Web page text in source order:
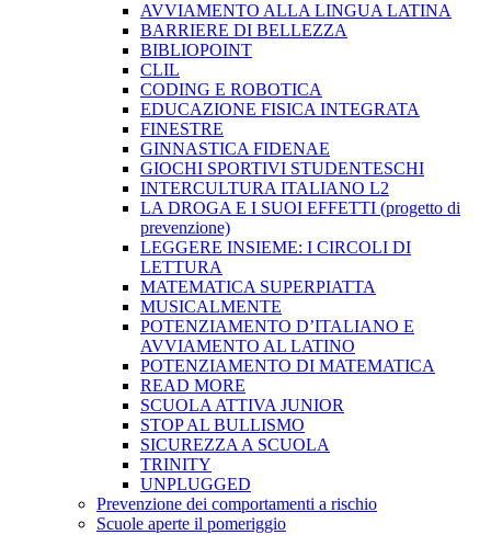
AVVIAMENTO ALLA LINGUA LATINA
BARRIERE DI BELLEZZA
BIBLIOPOINT
CLIL
CODING E ROBOTICA
EDUCAZIONE FISICA INTEGRATA
FINESTRE
GINNASTICA FIDENAE
GIOCHI SPORTIVI STUDENTESCHI
INTERCULTURA ITALIANO L2
LA DROGA E I SUOI EFFETTI (progetto di
prevenzione)
LEGGERE INSIEME: I CIRCOLI DI
LETTURA
MATEMATICA SUPERPIATTA
MUSICALMENTE
POTENZIAMENTO D’ITALIANO E
AVVIAMENTO AL LATINO
POTENZIAMENTO DI MATEMATICA
READ MORE
SCUOLA ATTIVA JUNIOR
STOP AL BULLISMO
SICUREZZA A SCUOLA
TRINITY
UNPLUGGED
Prevenzione dei comportamenti a rischio
Scuole aperte il pomeriggio